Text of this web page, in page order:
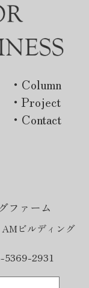
・Column
・Project
・Contact
ファーム
ビルディング
2931